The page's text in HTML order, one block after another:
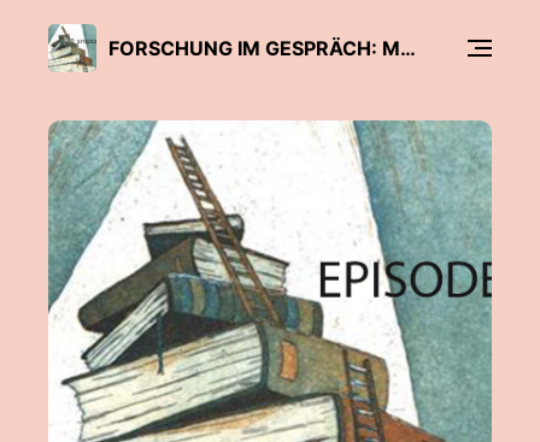
FORSCHUNG IM GESPRÄCH: MULTIPLER WETTBEWERB IM HOCHSCHULSYSTEM